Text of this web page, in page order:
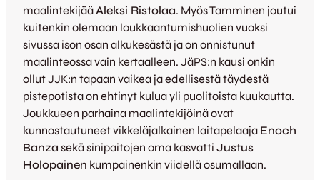
maalintekijääAleksi Ristolaa. Myös Tamminen joutui
kuitenkin olemaan loukkaantumishuolien vuoksi
sivussa ison osan alkukesästä ja on onnistunut
maalinteossa vain kertaalleen. JäPS:n kausi onkin
ollut JJK:n tapaan vaikea ja edellisestä täydestä
pistepotista on ehtinyt kulua yli puolitoista kuukautta.
Joukkueen parhaina maalintekijöinä ovat
kunnostautuneet vikkeläjalkainen laitapelaaja Enoch
Banza sekä sinipaitojen oma kasvatti Justus
Holopainen kumpainenkin viidellä osumallaan.